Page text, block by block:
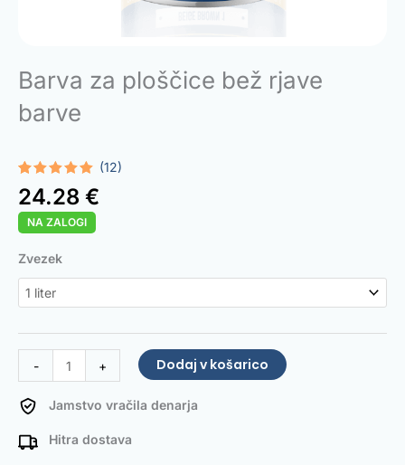
Barva za ploščice bež rjave
barve
Ocenjeno z
5.00 od 5
na podlagi
ocene
12
strank
(12)
24.28 €
NA ZALOGI
Zvezek
-
Tile
Paint
Beige
+
Dodaj v košarico
Jamstvo vračila denarja
Hitra dostava